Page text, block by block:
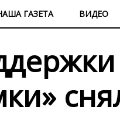
ГАЗЕТА ВИДЕО